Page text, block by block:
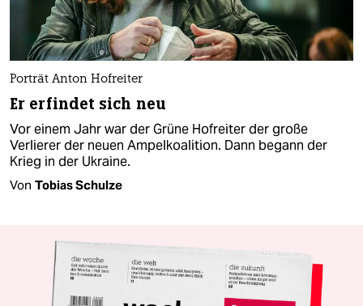
Porträt Anton Hofreiter
Er erfindet sich neu
Vor einem Jahr war der Grüne Hofreiter der große
Verlierer der neuen Ampelkoalition. Dann begann der
Krieg in der Ukraine.
Von Tobias Schulze